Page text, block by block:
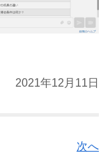
2021年12月11日
次へ